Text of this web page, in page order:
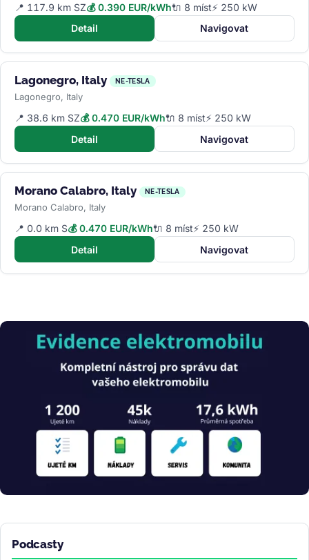
📍 117.9 km SZ💰 0.390 EUR/kWh🔌 8 míst⚡ 250 kW
Detail
Navigovat
Lagonegro, Italy NE-TESLA
Lagonegro, Italy
📍 38.6 km SZ💰 0.470 EUR/kWh🔌 8 míst⚡ 250 kW
Detail
Navigovat
Morano Calabro, Italy NE-TESLA
Morano Calabro, Italy
📍 0.0 km S💰 0.470 EUR/kWh🔌 8 míst⚡ 250 kW
Detail
Navigovat
Obrázek
Podcasty